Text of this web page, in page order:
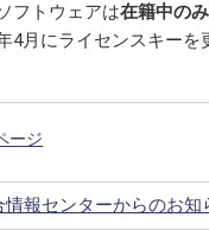
フトウェアは在籍中の
4月にライセンスキーを
ージ
情報センターからのお知